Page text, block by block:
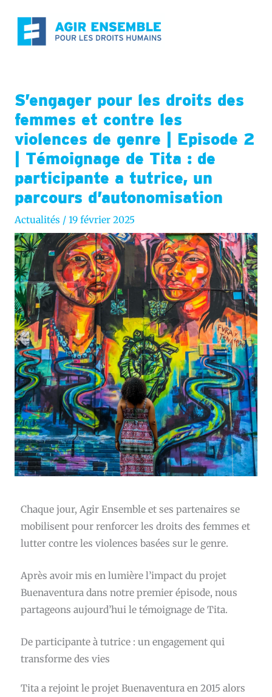
contenu
S’engager pour les droits des
femmes et contre les
violences de genre | Episode 2
| Témoignage de Tita : de
participante a tutrice, un
parcours d’autonomisation
Actualités / 19 février 2025
Chaque jour, Agir Ensemble et ses partenaires se
mobilisent pour renforcer les droits des femmes et
lutter contre les violences basées sur le genre.
Après avoir mis en lumière l’impact du projet
Buenaventura dans notre premier épisode, nous
partageons aujourd’hui le témoignage de Tita.
De participante à tutrice : un engagement qui
transforme des vies
Tita a rejoint le projet Buenaventura en 2015 alors